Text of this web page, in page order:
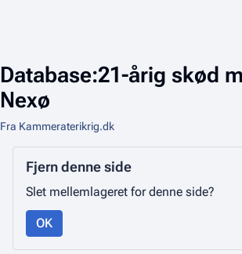
Database:21-årig skød
Nexø
Fra Kammeraterikrig.dk
Fjern denne side
Slet mellemlageret for denne side?
OK